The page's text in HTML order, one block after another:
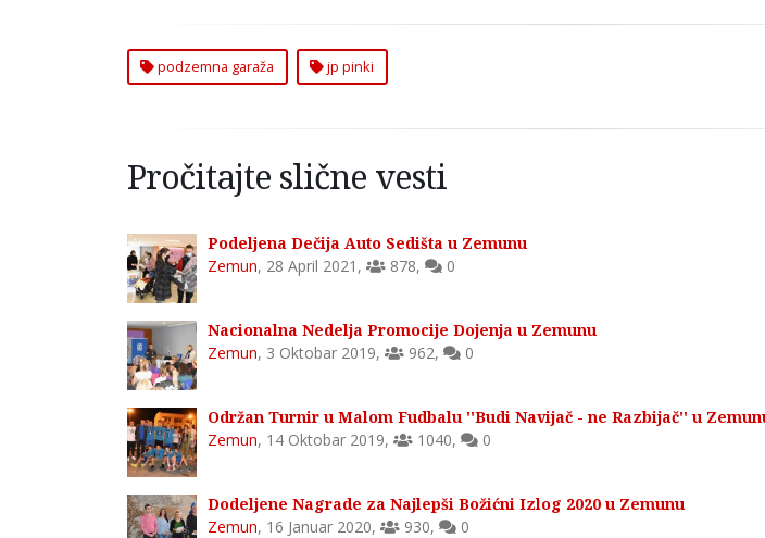
podzemna garaža jp pinki
Pročitajte slične vesti
Podeljena Dečija Auto Sedišta u Zemunu
Zemun, 28 April 2021 , 878, 0
Nacionalna Nedelja Promocije Dojenja u Zemunu
Zemun, 3 Oktobar 2019, 962, 0
Održan Turnir u Malom Fudbalu ''Budi Navijač - ne Razbijač'' u
Zemun, 14 Oktobar 2019, 1040, 0
Dodeljene Nagrade za Najlepši Božićni Izlog 2020 u Zemunu
Zemun, 16 Januar 2020, 930, 0